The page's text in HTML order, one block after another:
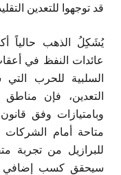
قد توجهوا للتعدين
يُشَكِلُ الذهب حالياً
عائدات النفظ في
السلبية للحرب التي
التعدين، فإن مناطق
وبامتيازات وفق
متاحة أمام الشركات
للبرازيل من تجربة
سيحقق كسب إضافي